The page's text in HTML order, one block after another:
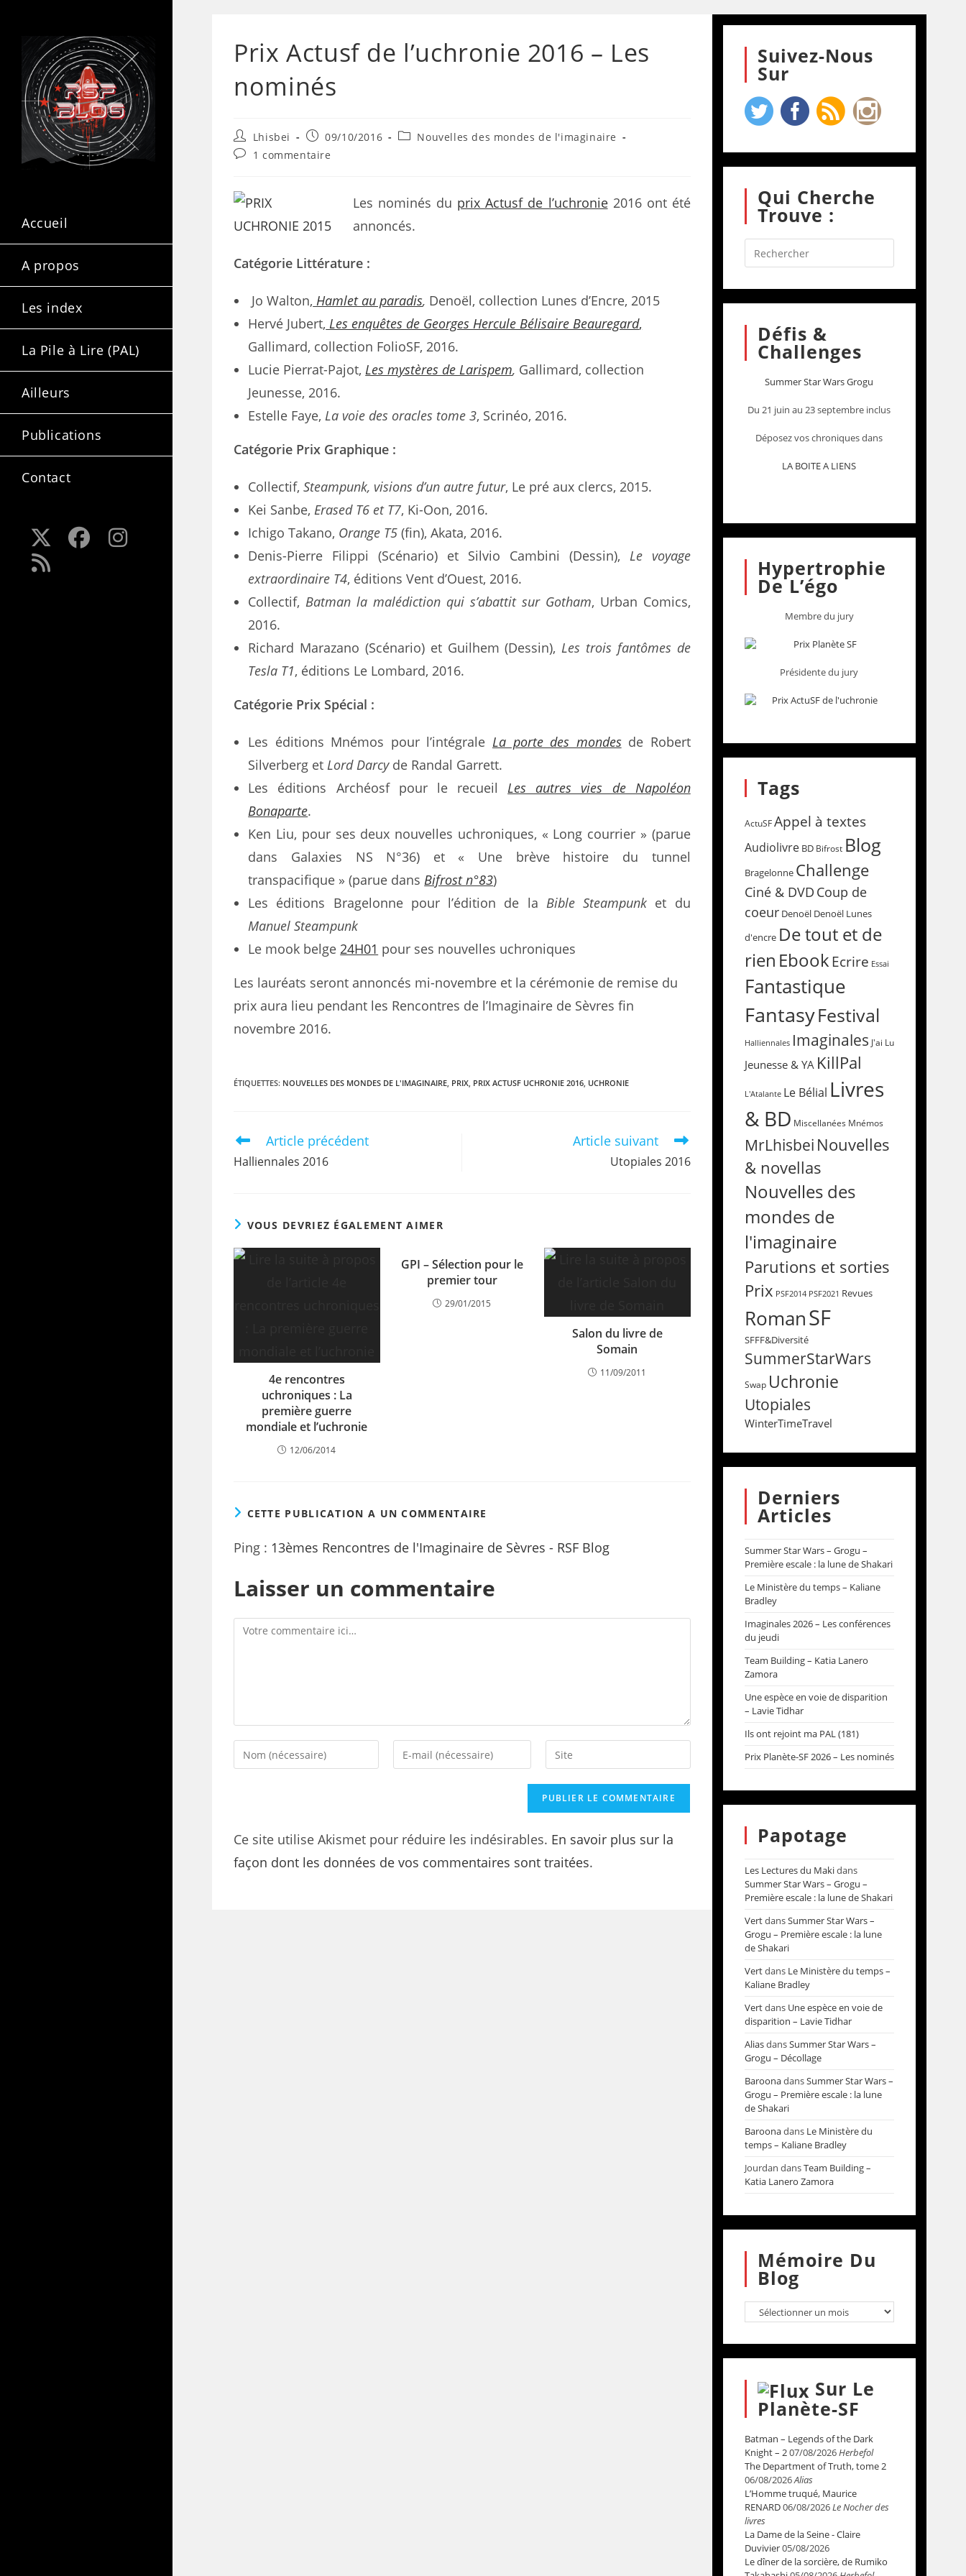
Accueil
A propos
Les index
La Pile à Lire (PAL)
Ailleurs
Publications
Contact
Prix Actusf de l’uchronie 2016 – Les
nominés
Lhisbei 09/10/2016
Nouvelles des mondes de l'imaginaire
1 commentaire
Les nominés du prix Actusf de l’uchronie2016 ont été
annoncés.
Catégorie Littérature :
Jo Walton, Hamlet au paradis, Denoël, collection Lunes d’Encre, 2015
Hervé Jubert, Les enquêtes de Georges Hercule Bélisaire Beauregard,
Gallimard, collection FolioSF, 2016.
Lucie Pierrat-Pajot, Les mystères de Larispem, Gallimard, collection
Jeunesse, 2016.
Estelle Faye, La voie des oracles tome 3, Scrinéo, 2016.
Catégorie Prix Graphique :
Collectif,Steampunk, visions d’un autre futur, Le pré aux clercs, 2015.
Kei Sanbe,Erased T6 et T7, Ki-Oon, 2016.
Ichigo Takano, Orange T5 (fin), Akata, 2016.
Denis-Pierre Filippi (Scénario) et Silvio Cambini (Dessin), Le voyage
extraordinaire T4, éditions Vent d’Ouest, 2016.
Collectif,Batman la malédiction qui s’abattit sur Gotham, Urban Comics,
2016.
Richard Marazano (Scénario) et Guilhem (Dessin),Les trois fantômes de
Tesla T1, éditions Le Lombard, 2016.
Catégorie Prix Spécial :
Les éditions Mnémos pour l’intégrale La porte des mondesde Robert
Silverberg et Lord Darcyde Randal Garrett.
Les éditions Archéosf pour le recueilLes autres vies de Napoléon
Bonaparte.
Ken Liu, pour ses deux nouvelles uchroniques, « Long courrier » (parue
dans Galaxies NS N°36) et « Une brève histoire du tunnel
transpacifique » (parue dansBifrost n°83)
Les éditions Bragelonne pour l’édition de la Bible Steampunk et du
Manuel Steampunk
Le mook belge24H01 pour ses nouvelles uchroniques
Les lauréats seront annoncés mi-novembre et la cérémonie de remise du
prix aura lieu pendant les Rencontres de l’Imaginaire de Sèvres fin
novembre 2016.
ÉTIQUETTES: NOUVELLES DES MONDES DE L'IMAGINAIRE, PRIX, PRIX ACTUSF UCHRONIE 2016, UCHRONIE
Article précédent
Halliennales 2016
Article suivant
Utopiales 2016
VOUS DEVRIEZ ÉGALEMENT AIMER
4e rencontres
uchroniques : La
première guerre
mondiale et l’uchronie
12/06/2014
GPI – Sélection pour le
premier tour
29/01/2015
Salon du livre de
Somain
11/09/2011
CETTE PUBLICATION A UN COMMENTAIRE
Ping : 13èmes Rencontres de l'Imaginaire de Sèvres - RSF Blog
Laisser un commentaire
Ce site utilise Akismet pour réduire les indésirables. En savoir plus sur la
façon dont les données de vos commentaires sont traitées.
Suivez-Nous
Sur
Qui Cherche
Trouve :
Défis &
Challenges
Summer Star Wars Grogu
Du 21 juin au 23 septembre inclus
Déposez vos chroniques dans
LA BOITE A LIENS
Hypertrophie
De L’égo
Membre du jury
Présidente du jury
Tags
ActuSF Appel à textes
Audiolivre BD Bifrost Blog
Bragelonne Challenge
Ciné & DVD Coup de
coeur Denoël Denoël Lunes
d'encre De tout et de
rien EbookEcrire Essai
Fantastique
FantasyFestival
Halliennales Imaginales J'ai Lu
Jeunesse & YA KillPal
L'Atalante Le Bélial Livres
& BD Miscellanées Mnémos
MrLhisbei Nouvelles
& novellas
Nouvelles des
mondes de
l'imaginaire
Parutions et sorties
Prix PSF2014 PSF2021 Revues
RomanSF
SFFF&Diversité
SummerStarWars
Swap Uchronie
Utopiales
WinterTimeTravel
Derniers
Articles
Summer Star Wars – Grogu –
Première escale : la lune de Shakari
Le Ministère du temps – Kaliane
Bradley
Imaginales 2026 – Les conférences
du jeudi
Team Building – Katia Lanero
Zamora
Une espèce en voie de disparition
– Lavie Tidhar
Ils ont rejoint ma PAL (181)
Prix Planète-SF 2026 – Les nominés
Papotage
Les Lectures du Makidans
Summer Star Wars – Grogu –
Première escale : la lune de Shakari
VertdansSummer Star Wars –
Grogu – Première escale : la lune
de Shakari
Vertdans Le Ministère du temps –
Kaliane Bradley
Vertdans Une espèce en voie de
disparition – Lavie Tidhar
AliasdansSummer Star Wars –
Grogu – Décollage
BaroonadansSummer Star Wars –
Grogu – Première escale : la lune
de Shakari
Baroonadans Le Ministère du
temps – Kaliane Bradley
Jourdan dansTeam Building –
Katia Lanero Zamora
Mémoire Du
Blog
Sur Le
Planète-SF
Batman – Legends of the Dark
Knight – 207/08/2026Herbefol
The Department of Truth, tome 2
06/08/2026Alias
L’Homme truqué, Maurice
RENARD06/08/2026Le Nocher des
livres
La Dame de la Seine - Claire
Duvivier05/08/2026
Le dîner de la sorcière, de Rumiko